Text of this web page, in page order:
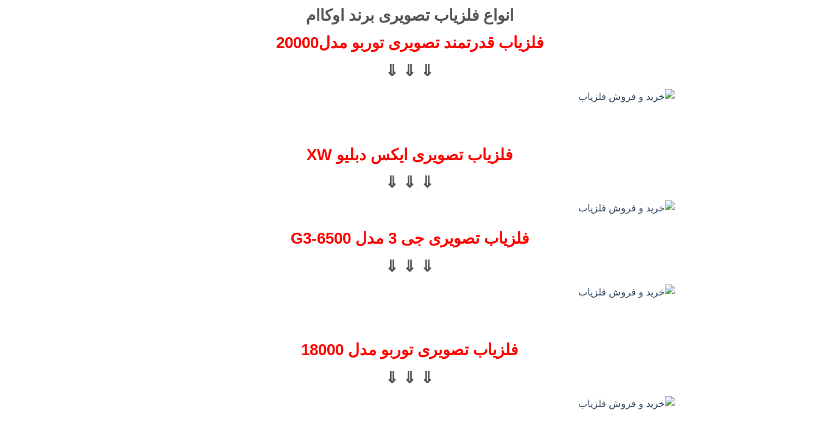
انواع فلزیاب تصویری برند اوکاام
فلزیاب قدرتمند تصویری توربو مدل20000
⇓ ⇓ ⇓
فلزیاب تصویری ایکس دبلیو XW
⇓ ⇓ ⇓
فلزیاب تصویری جی 3 مدل G3-6500
⇓ ⇓ ⇓
فلزیاب تصویری توربو مدل 18000
⇓ ⇓ ⇓